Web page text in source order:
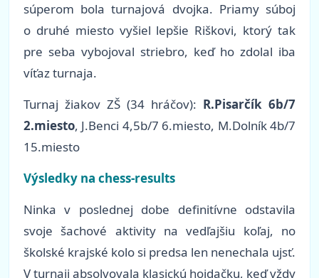
súperom bola turnajová dvojka. Priamy súboj
o druhé miesto vyšiel lepšie Riškovi, ktorý tak
pre seba vybojoval striebro, keď ho zdolal iba
víťaz turnaja.
Turnaj žiakov ZŠ (34 hráčov): R.Pisarčík 6b/7
2.miesto, J.Benci 4,5b/7 6.miesto, M.Dolník 4b/7
15.miesto
Výsledky na chess-results
Ninka v poslednej dobe definitívne odstavila
svoje šachové aktivity na vedľajšiu koľaj, no
školské krajské kolo si predsa len nenechala ujsť.
V turnaji absolvovala klasickú hojdačku, keď vždy